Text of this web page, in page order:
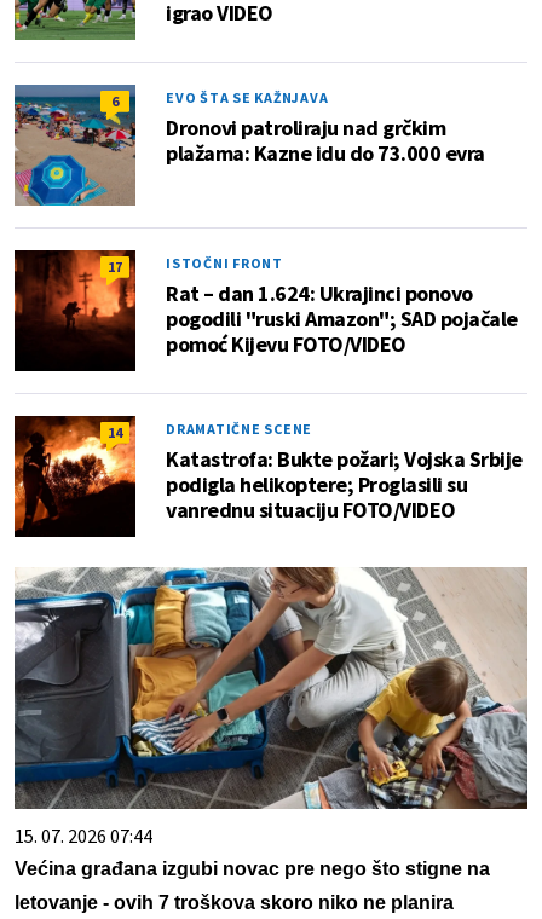
igrao VIDEO
6 EVO ŠTA SE KAŽNJAVA
Dronovi patroliraju nad grčkim
plažama: Kazne idu do 73.000 evra
17 ISTOČNI FRONT
Rat – dan 1.624: Ukrajinci ponovo
pogodili "ruski Amazon"; SAD pojačale
pomoć Kijevu FOTO/VIDEO
14 DRAMATIČNE SCENE
Katastrofa: Bukte požari; Vojska Srbije
podigla helikoptere; Proglasili su
vanrednu situaciju FOTO/VIDEO
15. 07. 2026 07:44
Većina građana izgubi novac pre nego što stigne na
letovanje - ovih 7 troškova skoro niko ne planira